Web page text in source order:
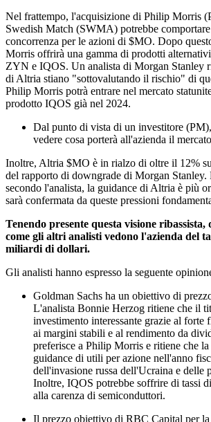
Nel frattempo, l'acquisizione di Philip Morris
Swedish Match (SWMA) potrebbe
concorrenza per le azioni di $MO. Dopo
Morris offrirà una gamma di prodotti
ZYN e IQOS. Un analista di Morgan Stanley
di Altria stiano "sottovalutando il rischio" di
Philip Morris potrà entrare nel mercato
prodotto IQOS già nel 2024.
Dal punto di vista di un investitore
vedere cosa porterà all'azienda il
Inoltre, Altria $MO è in rialzo di oltre il 12%
del rapporto di downgrade di Morgan Stanley.
secondo l'analista, la guidance di Altria è più
sarà confermata da queste pressioni
Tenendo presente questa visione
come gli altri analisti vedono l'azienda del
miliardi di dollari.
Gli analisti hanno espresso la seguente
Goldman Sachs ha un obiettivo di
L'analista Bonnie Herzog ritiene che il
investimento interessante grazie al forte
ai margini stabili e al rendimento da
preferisce a Philip Morris e ritiene che la
guidance di utili per azione nell'anno
dell'invasione russa dell'Ucraina e delle
Inoltre, IQOS potrebbe soffrire di tassi
alla carenza di semiconduttori.
Il prezzo obiettivo di RBC Capital per la